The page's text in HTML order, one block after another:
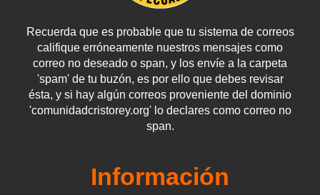
Recuerda que es probable que tu sistema de correos
califique erróneamente nuestros mensajes como
correo no deseado o span, y los envíe a la carpeta
'spam' de tu buzón, es por ello que debes revisar
ésta, y si hay algún correos proveniente del dominio
'comunidadcristorey.org' lo declares como correo no
span.
Información